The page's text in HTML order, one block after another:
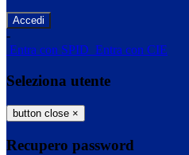
-
Entra con SPID Entra con CIE
Seleziona utente
button close ×
Recupero password